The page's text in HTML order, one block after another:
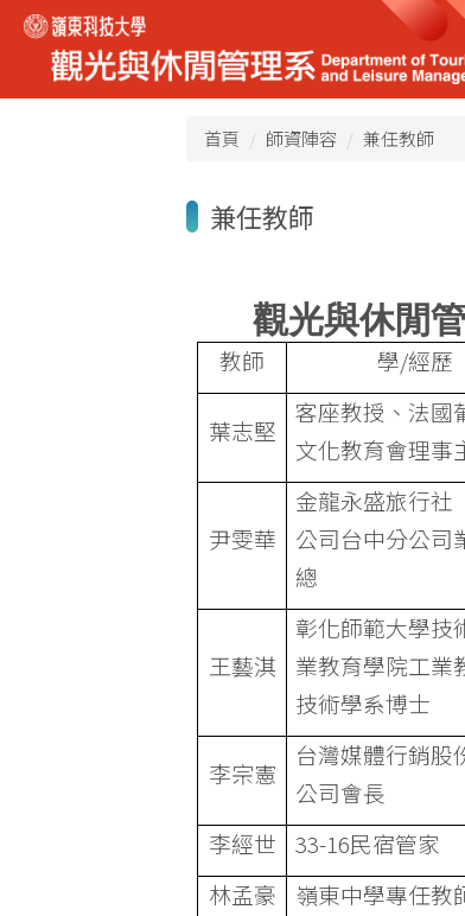
跳
到
要
首頁 師資陣容 兼任教師
兼任教師
觀光與休閒管
教師 學/經歷
葉志堅
客座教授、法國
文化教育會理事
尹雯華
金龍永盛旅行社
公司台中分公司
總
王藝淇
彰化師範大學技
業教育學院工業
技術學系博士
李宗憲
台灣媒體行銷股
公司會長
李經世
33-16民宿管家
林孟豪
嶺東中學專任教